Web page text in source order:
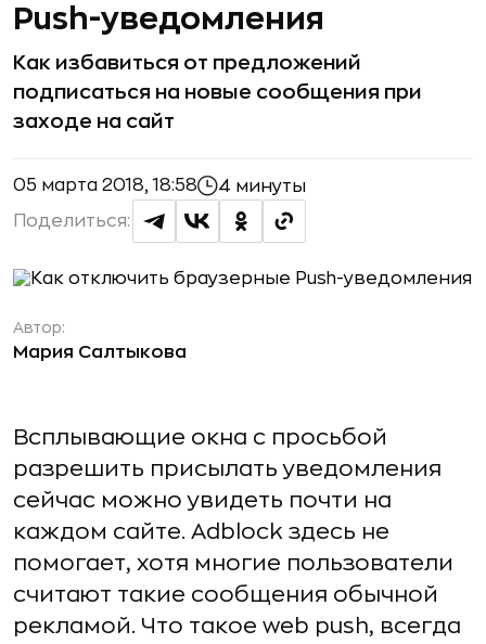
Push-уведомления
Как избавиться от предложений
подписаться на новые сообщения при
заходе на сайт
05 марта 2018, 18:58 4 минуты
Поделиться:
Автор:
Мария Салтыкова
Всплывающие окна с просьбой
разрешить присылать уведомления
сейчас можно увидеть почти на
каждом сайте. Adblock здесь не
помогает, хотя многие пользователи
считают такие сообщения обычной
рекламой. Что такое web push, всегда